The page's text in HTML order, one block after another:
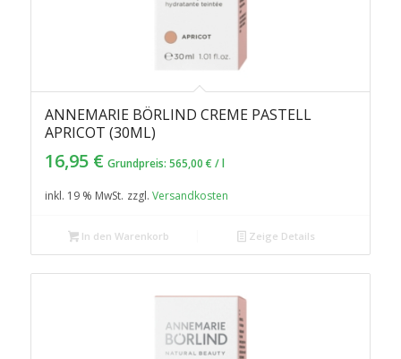
ANNEMARIE BÖRLIND CREME PASTELL
APRICOT (30ML)
16,95 € Grundpreis: 565,00 € /l
inkl. 19 % MwSt. zzgl. Versandkosten
In den Warenkorb Zeige Details